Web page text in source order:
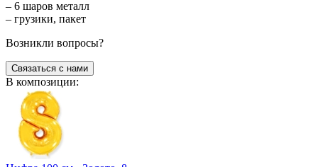
– 6 шаров металл
– грузики, пакет
Возникли вопросы?
Связаться с нами
В композиции: